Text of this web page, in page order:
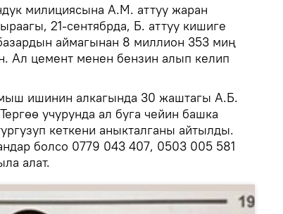
милициясына А.М. аттуу жаран
21-сентябрда, Б. аттуу кишиге
аймагынан 8 миллион 353 миң
Ал цемент менен бензин алып келип
ишинин алкагында 30 жаштагы А.Б.
учурунда ал буга чейин башка
кеткени аныкталганы айтылды.
болсо 0779 043 407, 0503 005 581
алат.